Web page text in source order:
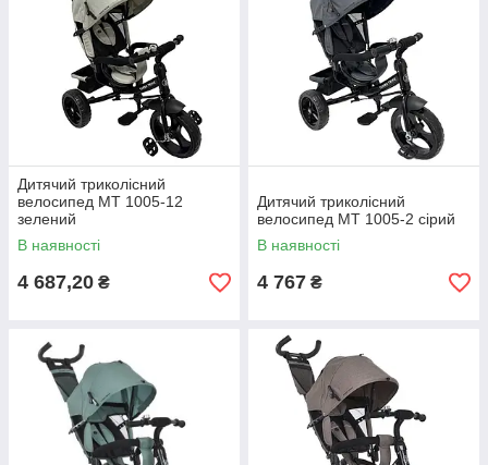
Дитячий триколісний
велосипед MT 1005-12
зелений
В наявності
4 687,20 ₴
Дитячий триколісний
велосипед MT 1005-2 сірий
В наявності
4 767 ₴